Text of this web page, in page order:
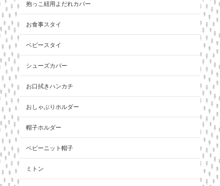
抱っこ紐用よだれカバー
お食事スタイ
ベビースタイ
シューズカバー
お口拭きハンカチ
おしゃぶりホルダー
帽子ホルダー
ベビーニット帽子
ミトン